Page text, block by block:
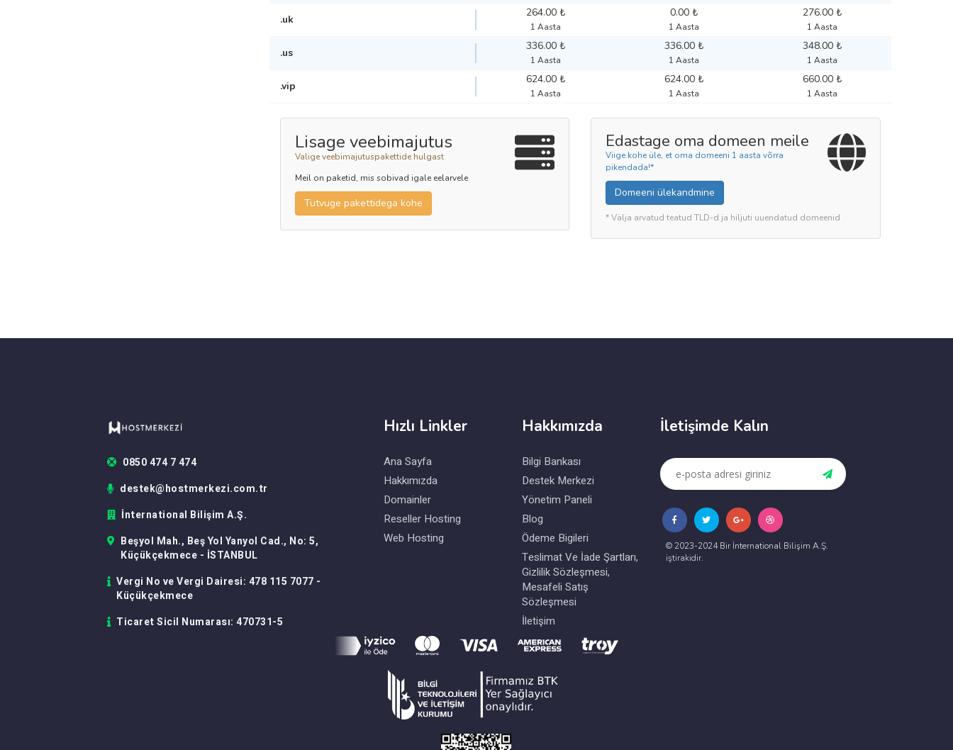
.uk
264.00 ₺
1 Aasta
0.00 ₺
1 Aasta
276.00 ₺
1 Aasta
.us
336.00 ₺
1 Aasta
336.00 ₺
1 Aasta
348.00 ₺
1 Aasta
.vip
624.00 ₺
1 Aasta
624.00 ₺
1 Aasta
660.00 ₺
1 Aasta
Lisage veebimajutus
Valige veebimajutuspakettide hulgast
Meil on paketid, mis sobivad igale eelarvele
Tutvuge pakettidega kohe
Edastage oma domeen meile
Viige kohe üle, et oma domeeni 1 aasta võrra
pikendada!*
Domeeni ülekandmine
* Välja arvatud teatud TLD-d ja hiljuti uuendatud domeenid
0850 474 7 474
destek@hostmerkezi.com.tr
İnternational Bilişim A.Ş.
Beşyol Mah., Beş Yol Yanyol Cad., No: 5,
Küçükçekmece - İSTANBUL
Vergi No ve Vergi Dairesi: 478 115 7077 -
Küçükçekmece
Ticaret Sicil Numarası: 470731-5
Hızlı Linkler
Ana Sayfa
Hakkımızda
Domainler
Reseller Hosting
Web Hosting
Hakkımızda
Bilgi Bankası
Destek Merkezi
Yönetim Paneli
Blog
Ödeme Bigileri
Teslimat Ve İade Şartları,
Gizlilik Sözleşmesi,
Mesafeli Satış
Sözleşmesi
İletişim
İletişimde Kalın
© 2023-2024 Bir İnternational Bilişim A.Ş.
iştirakidir.